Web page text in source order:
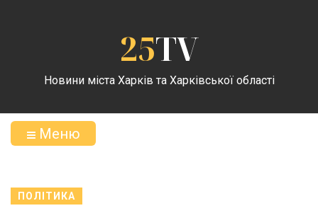
25TV
Новини міста Харків та Харківської області
Меню
ПОЛІТИКА